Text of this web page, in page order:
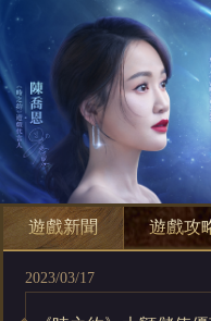
遊戲新聞 遊戲攻
2023/03/17